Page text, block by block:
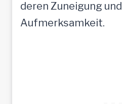
deren Zuneigung und
Aufmerksamkeit.